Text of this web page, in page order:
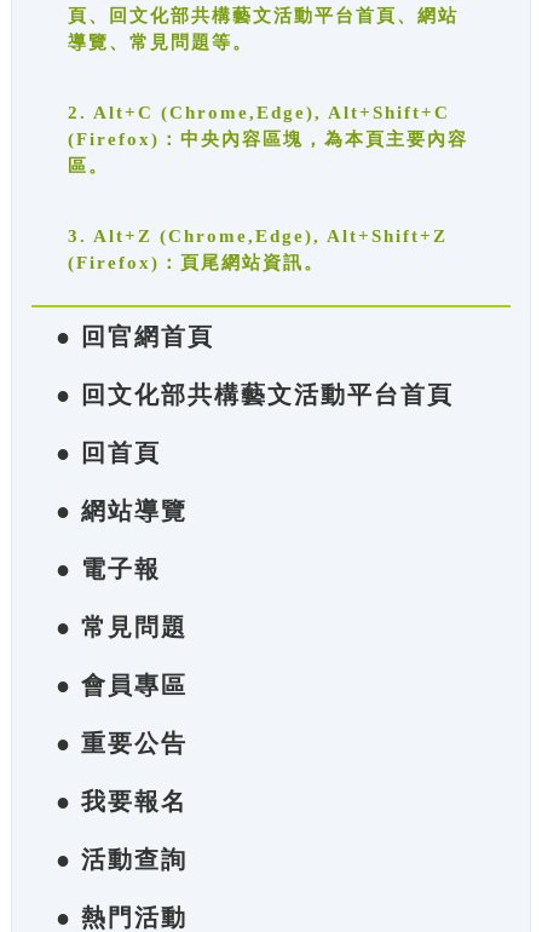
頁、回文化部共構藝文活動平台首頁、網站
導覽、常見問題等。
2. Alt+C (Chrome,Edge), Alt+Shift+C
(Firefox)：中央內容區塊，為本頁主要內容
區。
3. Alt+Z (Chrome,Edge), Alt+Shift+Z
(Firefox)：頁尾網站資訊。
● 回官網首頁
● 回文化部共構藝文活動平台首頁
● 回首頁
● 網站導覽
● 電子報
● 常見問題
● 會員專區
● 重要公告
● 我要報名
● 活動查詢
● 熱門活動